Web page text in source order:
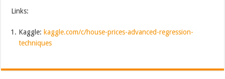
Links:
Kaggle: kaggle.com/c/house-prices-advanced-regression-
techniques